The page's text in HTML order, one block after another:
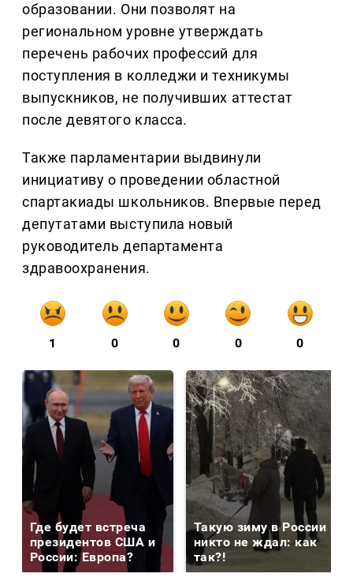
образовании. Они позволят на
региональном уровне утверждать
перечень рабочих профессий для
поступления в колледжи и техникумы
выпускников, не получивших аттестат
после девятого класса.
Также парламентарии выдвинули
инициативу о проведении областной
спартакиады школьников. Впервые перед
депутатами выступила новый
руководитель департамента
здравоохранения.
1 0 0 0 0
Где будет встреча
президентов США и
России: Европа?
Такую зиму в России
никто не ждал: как
так?!